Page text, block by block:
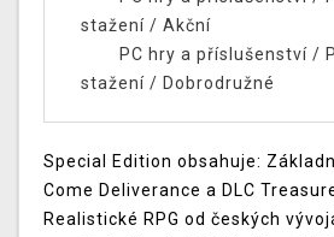
stažení / Akční
PC hry a příslušenství/
stažení / Dobrodružné
Special Edition obsahuje:
Come Deliverance a DLC
Realistické RPG od českých